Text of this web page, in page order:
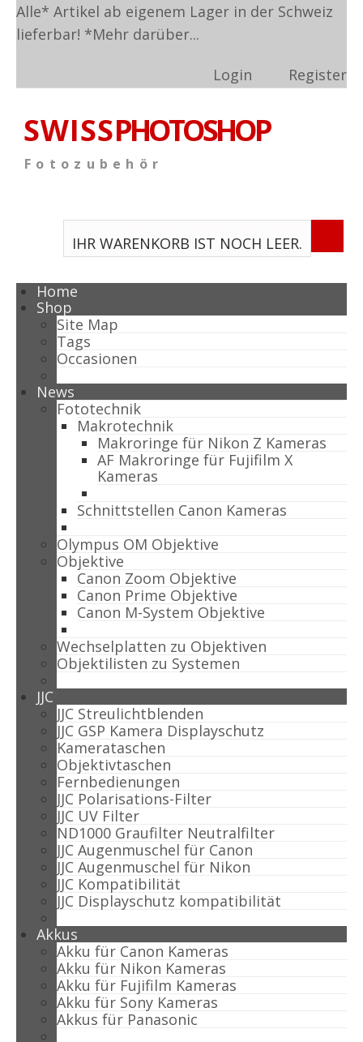
Alle* Artikel ab eigenem Lager in der Schweiz
lieferbar! *Mehr darüber...
Login Register
S W I S SPHOTOSHOP
F o t o z u b e h ö r
IHR WARENKORB IST NOCH LEER.
Home
Shop
Site Map
Tags
Occasionen
News
Fototechnik
Makrotechnik
Makroringe für Nikon Z Kameras
AF Makroringe für Fujifilm X
Kameras
Schnittstellen Canon Kameras
Olympus OM Objektive
Objektive
Canon Zoom Objektive
Canon Prime Objektive
Canon M-System Objektive
Wechselplatten zu Objektiven
Objektilisten zu Systemen
JJC
JJC Streulichtblenden
JJC GSP Kamera Displayschutz
Kamerataschen
Objektivtaschen
Fernbedienungen
JJC Polarisations-Filter
JJC UV Filter
ND1000 Graufilter Neutralfilter
JJC Augenmuschel für Canon
JJC Augenmuschel für Nikon
JJC Kompatibilität
JJC Displayschutz kompatibilität
Akkus
Akku für Canon Kameras
Akku für Nikon Kameras
Akku für Fujifilm Kameras
Akku für Sony Kameras
Akkus für Panasonic